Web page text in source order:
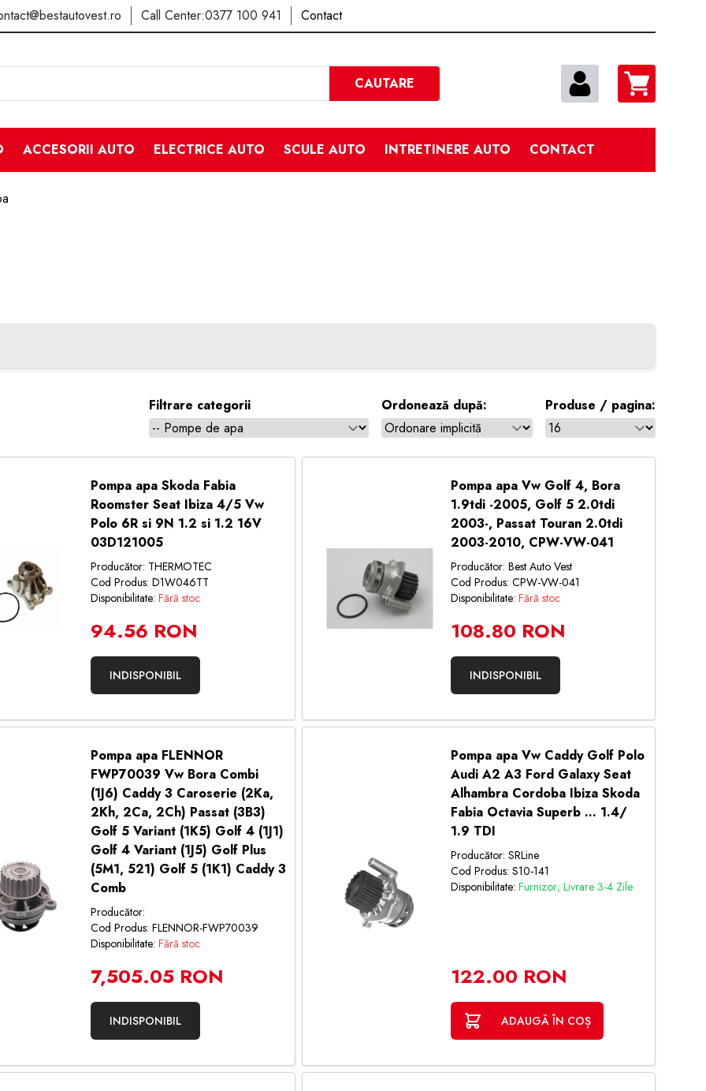
Call Center:0377 100 941 Contact
Cautare
CAUTARE
ACCESORII AUTO ELECTRICE AUTO SCULE AUTO INTRETINERE AUTO CONTACT
Filtrare categorii Ordonează după: Produse / pagina:
Pompa apa Skoda Fabia
Roomster Seat Ibiza 4/5 Vw
Polo 6R si 9N 1.2 si 1.2 16V
03D121005
Producător: THERMOTEC
Cod Produs: D1W046TT
Disponibilitate: Fără stoc
94.56 RON
INDISPONIBIL
Pompa apa Vw Golf 4, Bora
1.9tdi -2005, Golf 5 2.0tdi
2003-, Passat Touran 2.0tdi
2003-2010, CPW-VW-041
Producător: Best Auto Vest
Cod Produs: CPW-VW-041
Disponibilitate: Fără stoc
108.80 RON
INDISPONIBIL
Pompa apa FLENNOR
FWP70039 Vw Bora Combi
(1J6) Caddy 3 Caroserie (2Ka,
2Kh, 2Ca, 2Ch) Passat (3B3)
Golf 5 Variant (1K5) Golf 4 (1J1)
Golf 4 Variant (1J5) Golf Plus
(5M1, 521) Golf 5 (1K1) Caddy 3
Comb
Producător:
Cod Produs: FLENNOR-FWP70039
Disponibilitate: Fără stoc
7,505.05 RON
INDISPONIBIL
Pompa apa Vw Caddy Golf Polo
Audi A2 A3 Ford Galaxy Seat
Alhambra Cordoba Ibiza Skoda
Fabia Octavia Superb ... 1.4/
1.9 TDI
Producător: SRLine
Cod Produs: S10-141
Disponibilitate: Furnizor; Livrare 3-4 Zile
122.00 RON
ADAUGĂ ÎN COȘ